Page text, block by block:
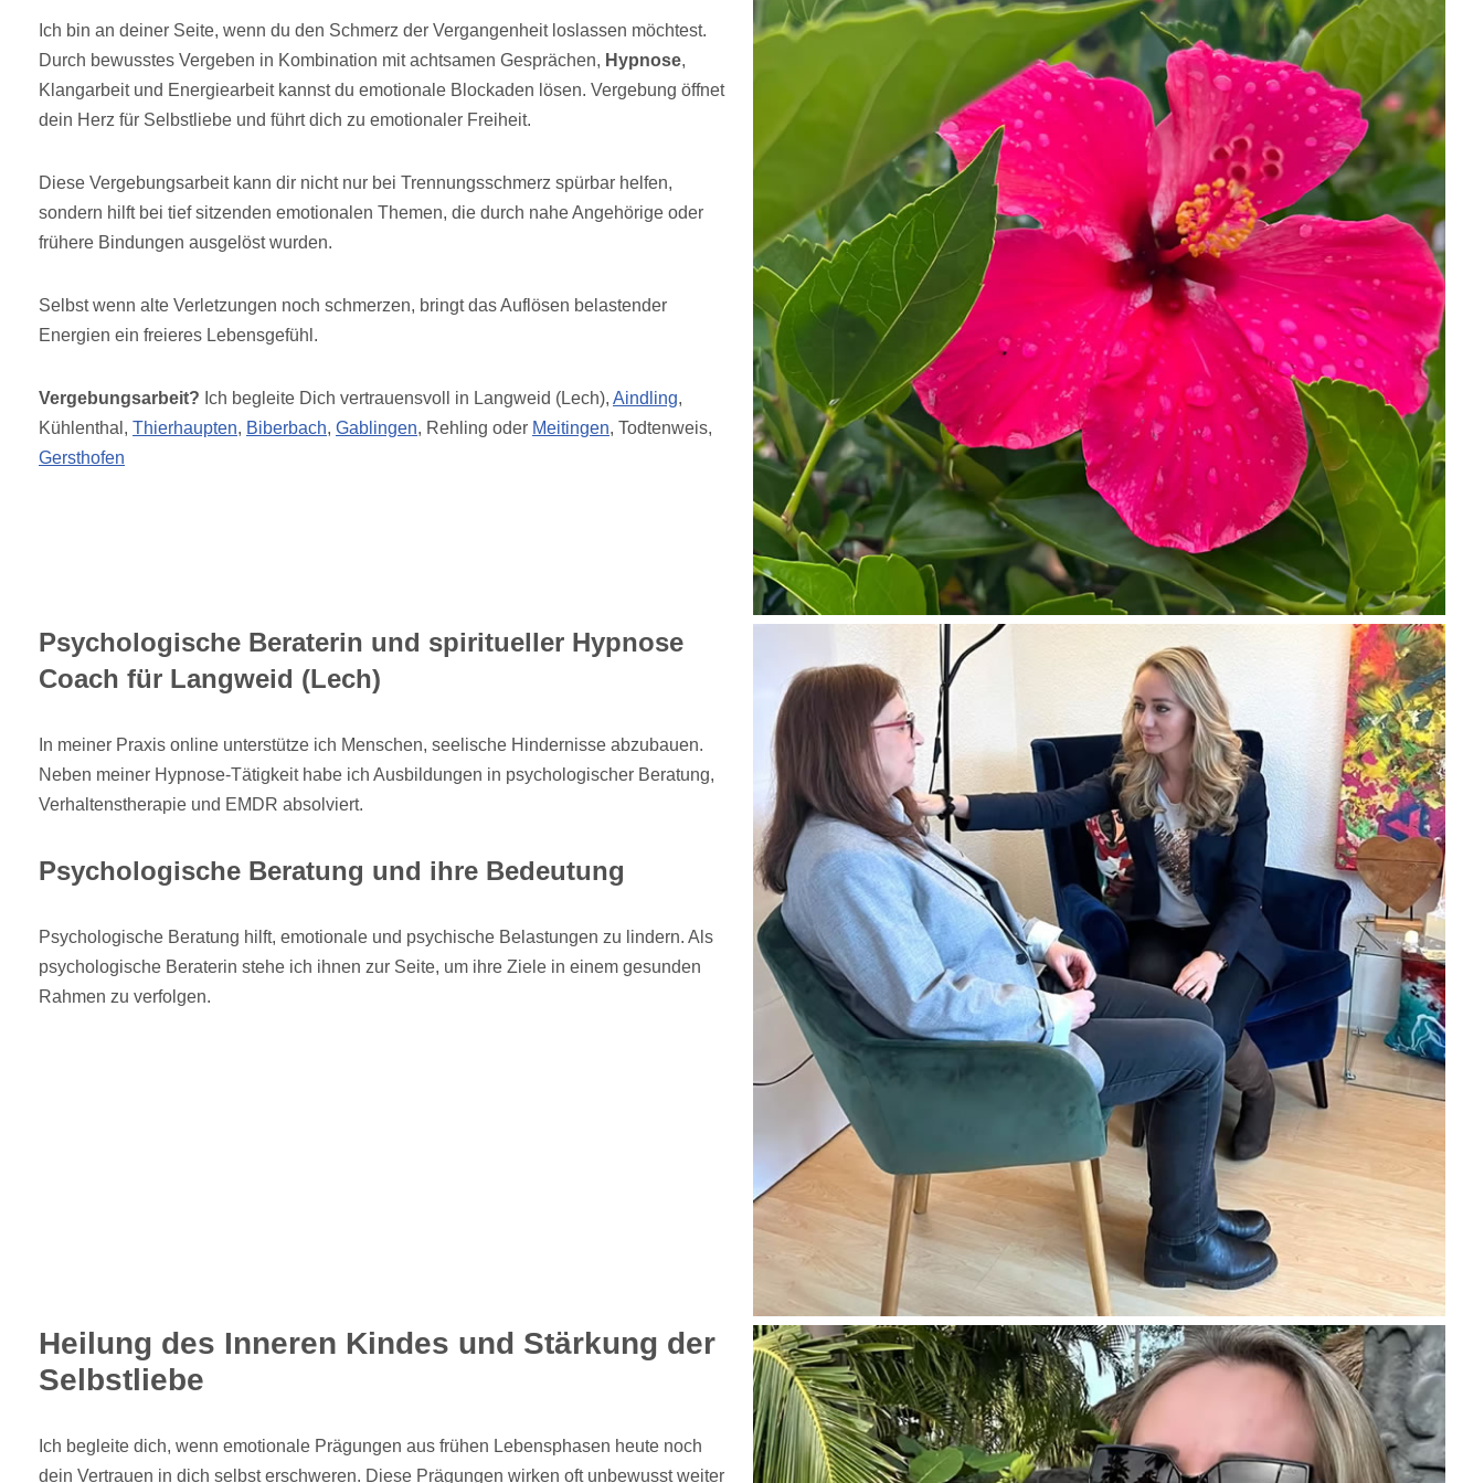
Ich bin an deiner Seite, wenn du den Schmerz der Vergangenheit loslassen möchtest.
Durch bewusstes Vergeben in Kombination mit achtsamen Gesprächen, Hypnose,
Klangarbeit und Energiearbeit kannst du emotionale Blockaden lösen. Vergebung öffnet
dein Herz für Selbstliebe und führt dich zu emotionaler Freiheit.
Diese Vergebungsarbeit kann dir nicht nur bei Trennungsschmerz spürbar helfen,
sondern hilft bei tief sitzenden emotionalen Themen, die durch nahe Angehörige oder
frühere Bindungen ausgelöst wurden.
Selbst wenn alte Verletzungen noch schmerzen, bringt das Auflösen belastender
Energien ein freieres Lebensgefühl.
Vergebungsarbeit? Ich begleite Dich vertrauensvoll in Langweid (Lech), Aindling,
Kühlenthal, Thierhaupten, Biberbach, Gablingen, Rehling oder Meitingen, Todtenweis,
Gersthofen
Psychologische Beraterin und spiritueller Hypnose
Coach für Langweid (Lech)
In meiner Praxis online unterstütze ich Menschen, seelische Hindernisse abzubauen.
Neben meiner Hypnose-Tätigkeit habe ich Ausbildungen in psychologischer Beratung,
Verhaltenstherapie und EMDR absolviert.
Psychologische Beratung und ihre Bedeutung
Psychologische Beratung hilft, emotionale und psychische Belastungen zu lindern. Als
psychologische Beraterin stehe ich ihnen zur Seite, um ihre Ziele in einem gesunden
Rahmen zu verfolgen.
Heilung des Inneren Kindes und Stärkung der
Selbstliebe
Ich begleite dich, wenn emotionale Prägungen aus frühen Lebensphasen heute noch
dein Vertrauen in dich selbst erschweren. Diese Prägungen wirken oft unbewusst weiter